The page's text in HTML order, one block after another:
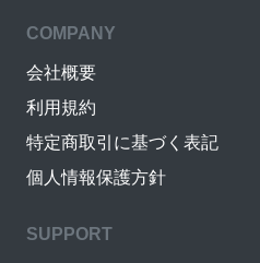
COMPANY
会社概要
利用規約
特定商取引に基づく表記
個人情報保護方針
SUPPORT